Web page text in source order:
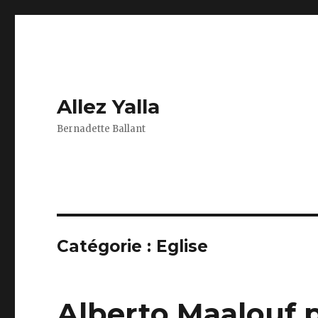
Allez Yalla
Bernadette Ballant
Catégorie : Eglise